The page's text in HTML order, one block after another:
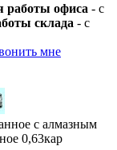
работы офиса - с
склада - с
мне
с алмазным
0,63кар